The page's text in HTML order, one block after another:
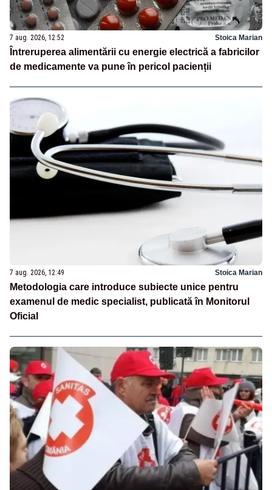
7 aug. 2026, 12:52 Stoica Marian
Întreruperea alimentării cu energie electrică a fabricilor
de medicamente va pune în pericol pacienții
7 aug. 2026, 12:49 Stoica Marian
Metodologia care introduce subiecte unice pentru
examenul de medic specialist, publicată în Monitorul
Oficial